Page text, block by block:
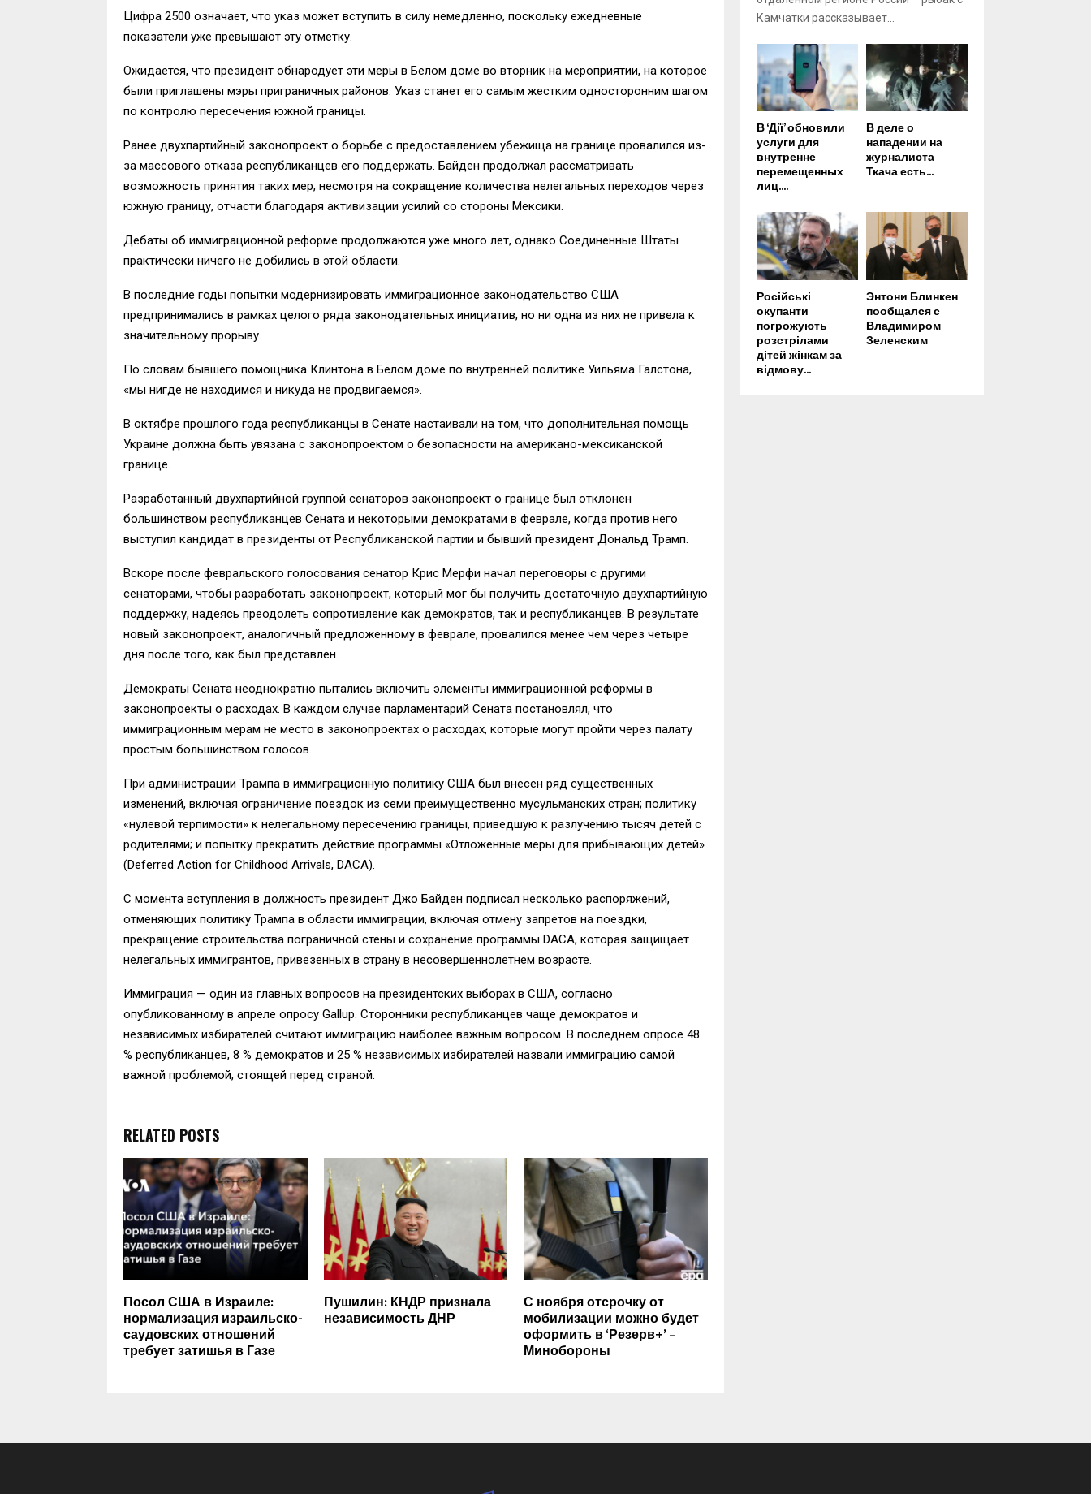
Цифра 2500 означает, что указ может вступить в силу немедленно, поскольку ежедневные
показатели уже превышают эту отметку.
Ожидается, что президент обнародует эти меры в Белом доме во вторник на мероприятии, на которое
были приглашены мэры приграничных районов. Указ станет его самым жестким односторонним шагом
по контролю пересечения южной границы.
Ранее двухпартийный законопроект о борьбе с предоставлением убежища на границе провалился из-
за массового отказа республиканцев его поддержать. Байден продолжал рассматривать
возможность принятия таких мер, несмотря на сокращение количества нелегальных переходов через
южную границу, отчасти благодаря активизации усилий со стороны Мексики.
Дебаты об иммиграционной реформе продолжаются уже много лет, однако Соединенные Штаты
практически ничего не добились в этой области.
В последние годы попытки модернизировать иммиграционное законодательство США
предпринимались в рамках целого ряда законодательных инициатив, но ни одна из них не привела к
значительному прорыву.
По словам бывшего помощника Клинтона в Белом доме по внутренней политике Уильяма Галстона,
«мы нигде не находимся и никуда не продвигаемся».
В октябре прошлого года республиканцы в Сенате настаивали на том, что дополнительная помощь
Украине должна быть увязана с законопроектом о безопасности на американо-мексиканской
границе.
Разработанный двухпартийной группой сенаторов законопроект о границе был отклонен
большинством республиканцев Сената и некоторыми демократами в феврале, когда против него
выступил кандидат в президенты от Республиканской партии и бывший президент Дональд Трамп.
Вскоре после февральского голосования сенатор Крис Мерфи начал переговоры с другими
сенаторами, чтобы разработать законопроект, который мог бы получить достаточную двухпартийную
поддержку, надеясь преодолеть сопротивление как демократов, так и республиканцев. В результате
новый законопроект, аналогичный предложенному в феврале, провалился менее чем через четыре
дня после того, как был представлен.
Демократы Сената неоднократно пытались включить элементы иммиграционной реформы в
законопроекты о расходах. В каждом случае парламентарий Сената постановлял, что
иммиграционным мерам не место в законопроектах о расходах, которые могут пройти через палату
простым большинством голосов.
При администрации Трампа в иммиграционную политику США был внесен ряд существенных
изменений, включая ограничение поездок из семи преимущественно мусульманских стран; политику
«нулевой терпимости» к нелегальному пересечению границы, приведшую к разлучению тысяч детей с
родителями; и попытку прекратить действие программы «Отложенные меры для прибывающих детей»
(Deferred Action for Childhood Arrivals, DACA).
С момента вступления в должность президент Джо Байден подписал несколько распоряжений,
отменяющих политику Трампа в области иммиграции, включая отмену запретов на поездки,
прекращение строительства пограничной стены и сохранение программы DACA, которая защищает
нелегальных иммигрантов, привезенных в страну в несовершеннолетнем возрасте.
Иммиграция — один из главных вопросов на президентских выборах в США, согласно
опубликованному в апреле опросу Gallup. Сторонники республиканцев чаще демократов и
независимых избирателей считают иммиграцию наиболее важным вопросом. В последнем опросе 48
% республиканцев, 8 % демократов и 25 % независимых избирателей назвали иммиграцию самой
важной проблемой, стоящей перед страной.
RELATED POSTS
Посол США в Израиле:
нормализация израильско-
саудовских отношений
требует затишья в Газе
Пушилин: КНДР признала
независимость ДНР
С ноября отсрочку от
мобилизации можно будет
оформить в ‘Резерв+’ –
Минобороны
Камчатки рассказывает...
В ‘Дії’ обновили
услуги для
внутренне
перемещенных
лиц....
В деле о
нападении на
журналиста
Ткача есть...
Російські
окупанти
погрожують
розстрілами
дітей жінкам за
відмову...
Энтони Блинкен
пообщался с
Владимиром
Зеленским